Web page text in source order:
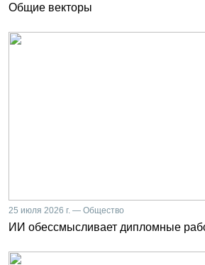
Общие векторы
25 июля 2026 г. — Общество
ИИ обессмысливает дипломные